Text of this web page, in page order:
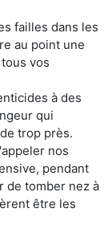
failles dans les
au point une
vos
à des
qui
trop près.
nos
pendant
de tomber nez à
être les